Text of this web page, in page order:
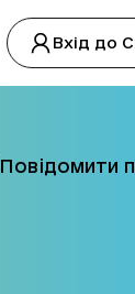
Вхід до
Повідомити